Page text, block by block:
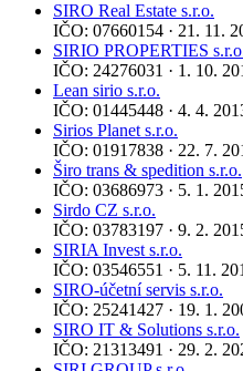
SIRO Real Estate s.r.o.
IČO: 07660154 · 21. 11.
SIRIO PROPERTIES
IČO: 24276031 · 1. 10.
Lean sirio s.r.o.
IČO: 01445448 · 4. 4.
Sirios Planet s.r.o.
IČO: 01917838 · 22. 7.
Širo trans & spedition s.r.o.
IČO: 03686973 · 5. 1.
Sirdo CZ s.r.o.
IČO: 03783197 · 9. 2.
SIRIA Invest s.r.o.
IČO: 03546551 · 5. 11.
SIRO-účetní servis s.r.o.
IČO: 25241427 · 19. 1.
SIRO IT & Solutions s.r.o.
IČO: 21313491 · 29. 2.